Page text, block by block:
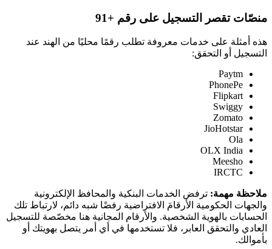
منصّات تقصر التسجيل على رقم +91
هذه أمثلة على خدمات معروفة تطلب رقمًا محليًا من الهند عند
التسجيل أو التحقق:
Paytm
PhonePe
Flipkart
Swiggy
Zomato
JioHotstar
Ola
OLX India
Meesho
IRCTC
ملاحظة مهمة: ترفض الخدمات البنكية والمحافظ الإلكترونية
والجهات الحكومية الأرقامَ الافتراضية رفضًا شبه دائم، لارتباط تلك
الحسابات بالهوية الشخصية. والأرقام المجانية هنا مخصّصة للتسجيل
العادي والتحقق العابر، فلا تستخدمها في أي أمر يتصل بهويتك أو
بأموالك.